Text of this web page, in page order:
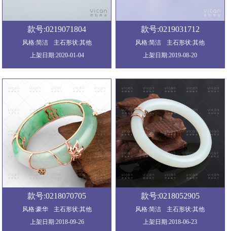
款号:0219071804
风格:简洁
主石形状:其他
上架日期:2020-01-04
款号:0219031712
风格:简洁
主石形状:其他
上架日期:2019-08-20
款号:0218070705
风格:豪华
主石形状:其他
上架日期:2018-09-26
款号:0218052905
风格:简洁
主石形状:其他
上架日期:2018-06-23